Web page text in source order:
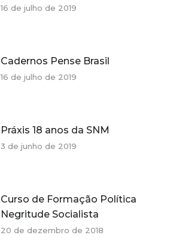
16 de julho de 2019
Cadernos Pense Brasil
16 de julho de 2019
Práxis 18 anos da SNM
3 de junho de 2019
Curso de Formação Política
Negritude Socialista
20 de dezembro de 2018